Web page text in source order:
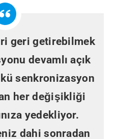
geri getirebilmek
devamlı açık
senkronizasyon
her değişikliği
yedekliyor.
dahi sonradan